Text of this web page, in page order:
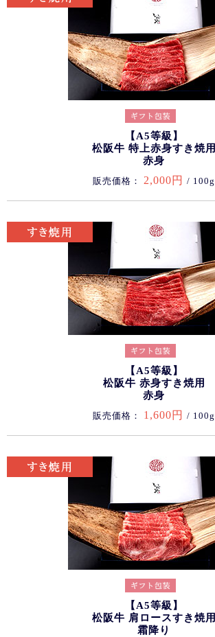
【A5等級】
松阪牛 特上赤身すき焼用
赤身
販売価格： 2,000円 / 100g
【A5等級】
松阪牛 赤身すき焼用
赤身
販売価格： 1,600円 / 100g
【A5等級】
松阪牛 肩ロースすき焼用
霜降り